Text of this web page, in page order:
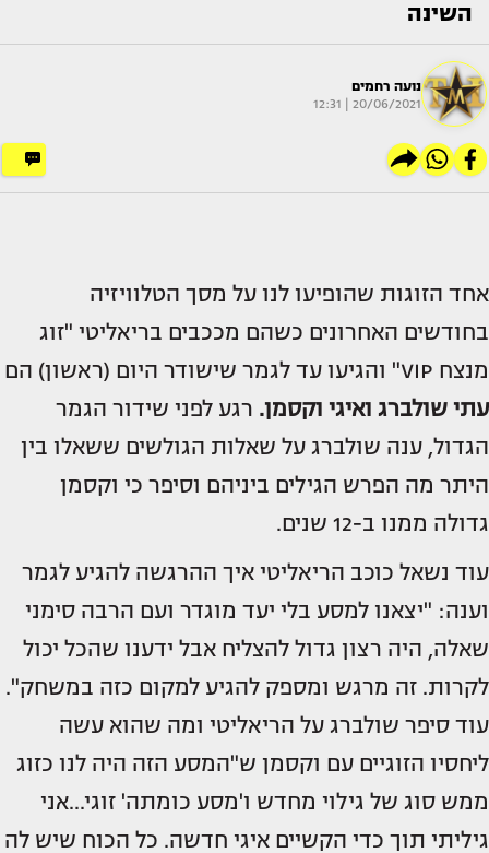
השינה
נועה רחמים
20/06/2021 | 12:31
אחד הזוגות שהופיעו לנו על מסך הטלוויזיה
בחודשים האחרונים כשהם מככבים בריאליטי "זוג
מנצח VIP" והגיעו עד לגמר שישודר היום (ראשון) הם
עתי שולברג ואיגי וקסמן. רגע לפני שידור הגמר
הגדול, ענה שולברג על שאלות הגולשים ששאלו בין
היתר מה הפרש הגילים ביניהם וסיפר כי וקסמן
גדולה ממנו ב-12 שנים.
עוד נשאל כוכב הריאליטי איך ההרגשה להגיע לגמר
וענה: "יצאנו למסע בלי יעד מוגדר ועם הרבה סימני
שאלה, היה רצון גדול להצליח אבל ידענו שהכל יכול
לקרות. זה מרגש ומספק להגיע למקום כזה במשחק".
עוד סיפר שולברג על הריאליטי ומה שהוא עשה
ליחסיו הזוגיים עם וקסמן ש"המסע הזה היה לנו כזוג
ממש סוג של גילוי מחדש ו'מסע כומתה' זוגי...אני
גיליתי תוך כדי הקשיים איגי חדשה. כל הכוח שיש לה